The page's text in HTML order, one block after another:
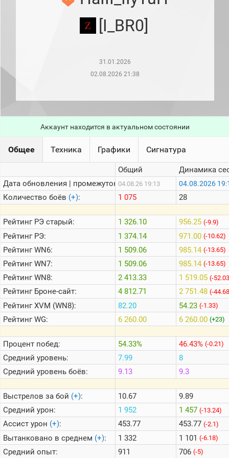
игроков
Статистика
стримеров
Информация
Онлайн
Цветовая
шкала
Теlegram
ВК
Портал
Мира
Танков
[I_BR0]
31.01.2026
02.08.2026 21:38
Аккаунт находится в актуальном состоянии
Общее Техника Графики Сигнатура
Дата обновления | промежуток:
Количество боёв (+):
РейтингРЭ старый:
РейтингРЭ:
РейтингWN6:
РейтингWN7:
РейтингWN8:
РейтингБроне-сайт:
РейтингXVM (WN8):
РейтингWG:
Процент побед:
Средний уровень:
Средний уровень боёв:
Выстрелов за бой (+):
Средний урон:
Ассист урон (+):
Вытанковано в среднем (+):
Средний опыт:
Общий
04.08.26 19:13
1 075
1 326.10
1 374.14
1 509.06
1 509.06
2 413.33
4 812.71
82.20
6 260.00
54.33%
7.99
9.13
10.67
1 952
453.77
1 332
911
Динамика
04.08.2026
28
956.25 (-9.9)
971.00 (-10.62)
985.14 (-13.65)
985.14 (-13.65)
1 519.05 (-
2 751.48 (-
54.23 (-1.33)
6 260.00 (+23)
46.43% (-0.21)
8
9.3
9.89
1 457 (-13.24)
453.77 (-2.1)
1 101 (-6.18)
706 (-5)